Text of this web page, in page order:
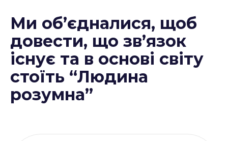
Ми об’єдналися, щоб
довести, що зв’язок
існує та в основі світу
стоїть “Людина
розумна”